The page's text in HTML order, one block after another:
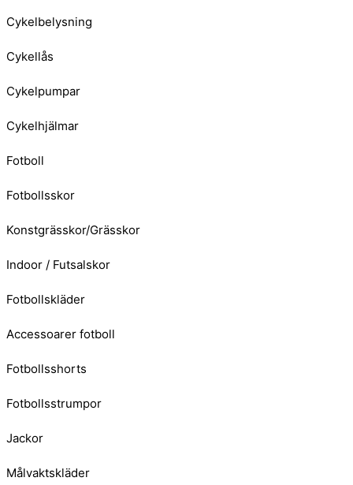
Cykelbelysning
Cykellås
Cykelpumpar
Cykelhjälmar
Fotboll
Fotbollsskor
Konstgrässkor/Grässkor
Indoor / Futsalskor
Fotbollskläder
Accessoarer fotboll
Fotbollsshorts
Fotbollsstrumpor
Jackor
Målvaktskläder